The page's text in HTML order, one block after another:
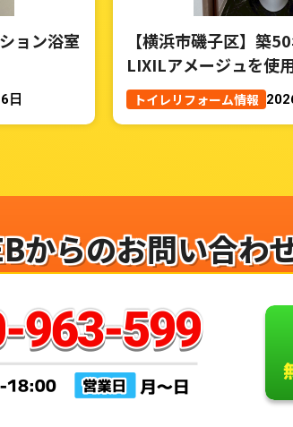
ョン浴室
日
【横浜市磯子区】築
LIXILアメージュを使
ォーム事例
トイレリフォーム情報
からのお問い合わ